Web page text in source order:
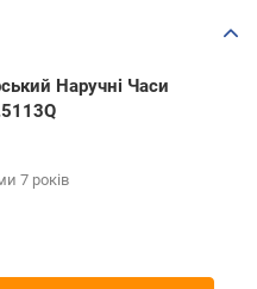
Наручні Часи
7 років